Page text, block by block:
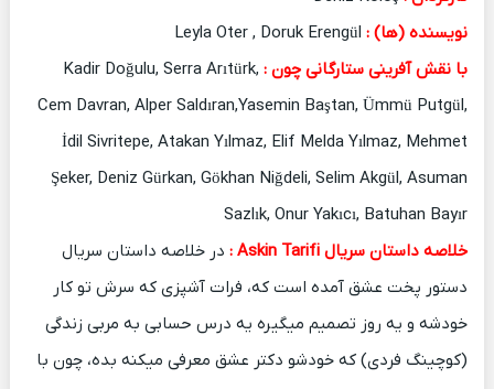
نویسنده (ها) :Leyla Oter , Doruk Erengül
با نقش آفرینی ستارگانی چون : Kadir Doğulu, Serra Arıtürk,
Cem Davran, Alper Saldıran,Yasemin Baştan, Ümmü Putgül,
İdil Sivritepe, Atakan Yılmaz, Elif Melda Yılmaz, Mehmet
Şeker, Deniz Gürkan, Gökhan Niğdeli, Selim Akgül, Asuman
Sazlık, Onur Yakıcı, Batuhan Bayır
خلاصه داستان سریال Askin Tarifi :
در خلاصه داستان سریال
دستور پخت عشق آمده است که، فرات آشپزی که سرش تو کار
خودشه و یه روز تصمیم میگیره یه درس حسابی به مربی زندگی
(کوچینگ فردی) که خودشو دکتر عشق معرفی میکنه بده، چون با